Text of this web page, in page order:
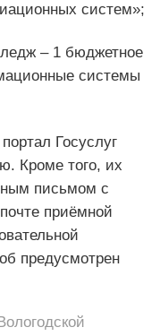
систем»;
– 1 бюджетное
системы
Госуслуг
Кроме того, их
письмом с
приёмной
предусмотрен